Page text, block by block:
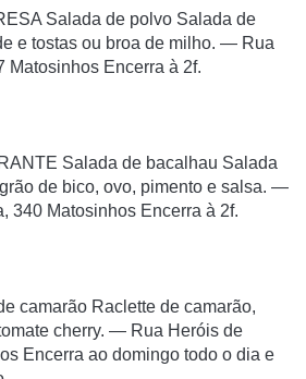
Salada de polvo Salada de
e tostas ou broa de milho. — Rua
Matosinhos Encerra à 2f.
Salada de bacalhau Salada
de bico, ovo, pimento e salsa. —
340 Matosinhos Encerra à 2f.
camarão Raclette de camarão,
cherry. — Rua Heróis de
Encerra ao domingo todo o dia e